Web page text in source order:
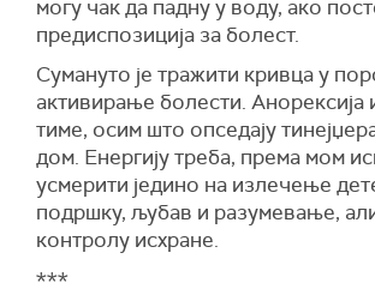
могу чак да падну у воду, ако
предиспозиција за болест.
Сумануто је тражити кривца у
активирање болести. Анорексија
тиме, осим што опседају
дом. Енергију треба, према мом
усмерити једино на излечење
подршку, љубав и разумевање,
контролу исхране.
***